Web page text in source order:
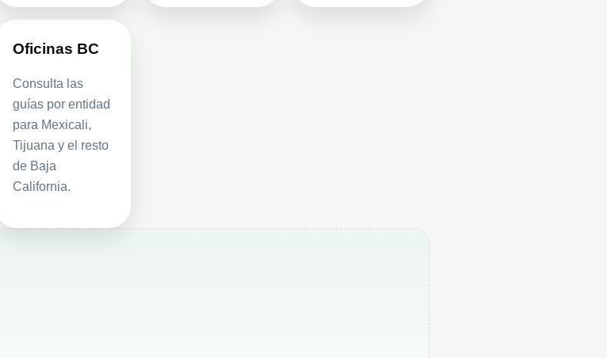
Oficinas BC
Consulta las
guías por entidad
para Mexicali,
Tijuana y el resto
de Baja
California.